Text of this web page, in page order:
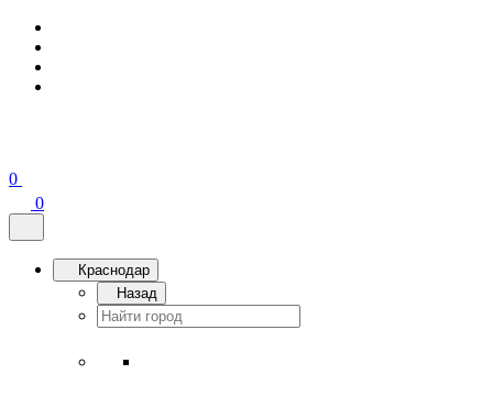
0
0
Краснодар
Назад